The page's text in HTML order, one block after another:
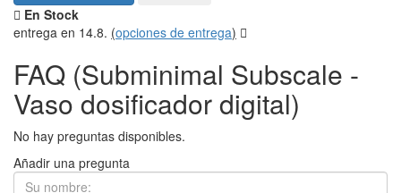
En Stock
entrega en 14.8. (opciones de entrega)
FAQ (Subminimal Subscale -
Vaso dosificador digital)
No hay preguntas disponibles.
Añadir una pregunta